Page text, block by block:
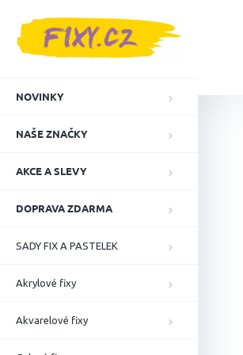
NOVINKY
NAŠE ZNAČKY
AKCE A SLEVY
DOPRAVA ZDARMA
SADY FIX A PASTELEK
Akrylové fixy
Akvarelové fixy